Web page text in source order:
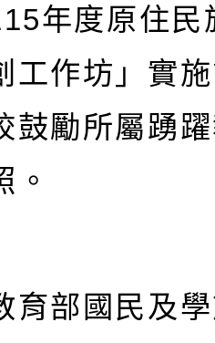
年度原住民
工作坊」實
鼓勵所屬踴
。
育部國民及